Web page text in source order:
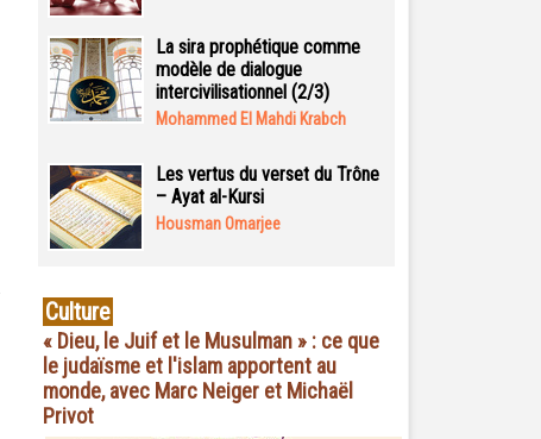
La sira prophétique comme
modèle de dialogue
intercivilisationnel (2/3)
Mohammed El Mahdi Krabch
Les vertus du verset du Trône
– Ayat al-Kursi
Housman Omarjee
Culture
« Dieu, le Juif et le Musulman » : ce que
le judaïsme et l'islam apportent au
monde, avec Marc Neiger et Michaël
Privot